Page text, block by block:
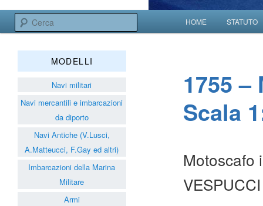
Associazione
Centro italiano studi e ricerche navali
Menu principale
VAI AL
VAI AL
HOME STATUTO
1755 –
Scala
Motoscafo
MODELLI
Navi militari
Navi mercantili e imbarcazioni
da diporto
Navi Antiche (V.Lusci,
A.Matteucci, F.Gay ed altri)
Imbarcazioni della Marina
Militare
Armi